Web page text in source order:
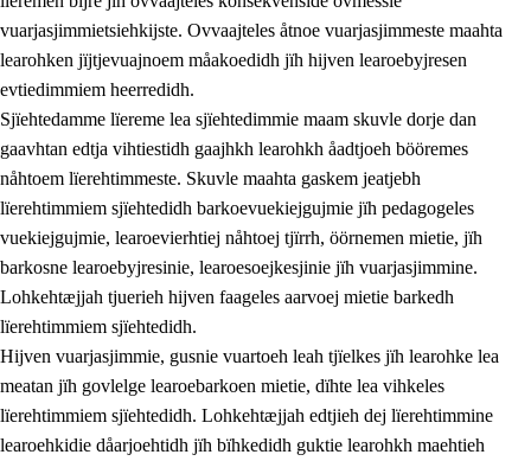
vuarjasjimmietsiehkijste. Ovvaajteles åtnoe vuarjasjimmeste maahta
learohken jïjtjevuajnoem måakoedidh jïh hijven learoebyjresen
evtiedimmiem heerredidh.
Sjïehtedamme lïereme lea sjïehtedimmie maam skuvle dorje dan
gaavhtan edtja vihtiestidh gaajhkh learohkh åadtjoeh bööremes
nåhtoem lïerehtimmeste. Skuvle maahta gaskem jeatjebh
lïerehtimmiem sjïehtedidh barkoevuekiejgujmie jïh pedagogeles
vuekiejgujmie, learoevierhtiej nåhtoej tjïrrh, öörnemen mietie, jïh
barkosne learoebyjresinie, learoesoejkesjinie jïh vuarjasjimmine.
Lohkehtæjjah tjuerieh hijven faageles aarvoej mietie barkedh
lïerehtimmiem sjïehtedidh.
Hijven vuarjasjimmie, gusnie vuartoeh leah tjïelkes jïh learohke lea
meatan jïh govlelge learoebarkoen mietie, dïhte lea vihkeles
lïerehtimmiem sjïehtedidh. Lohkehtæjjah edtjieh dej lïerehtimmine
learoehkidie dåarjoehtidh jïh bïhkedidh guktie learohkh maehtieh